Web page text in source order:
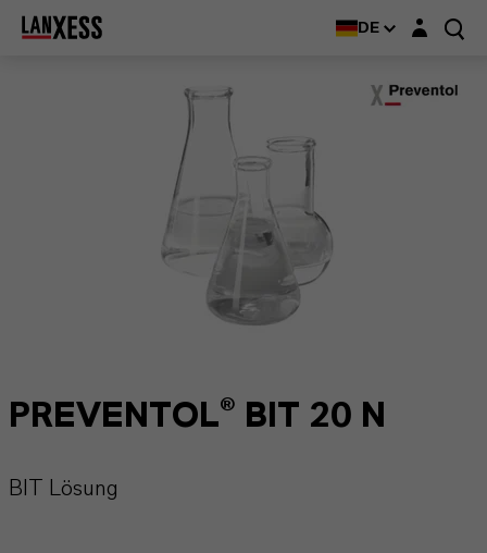
DE Login-Maske
PREVENTOL® BIT 20 N
BIT Lösung